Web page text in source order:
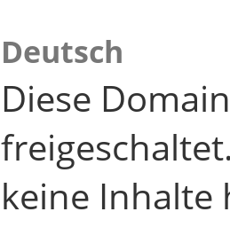
Deutsch
Diese
keine Inhalte